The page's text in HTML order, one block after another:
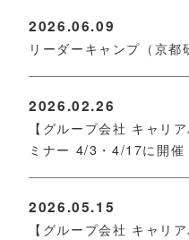
2026.06.09
リーダーキャンプ（京都
2026.02.26
【グループ会社 キャリ
ミナー 4/3・4/17に開催
2026.05.15
【グループ会社 キャリ